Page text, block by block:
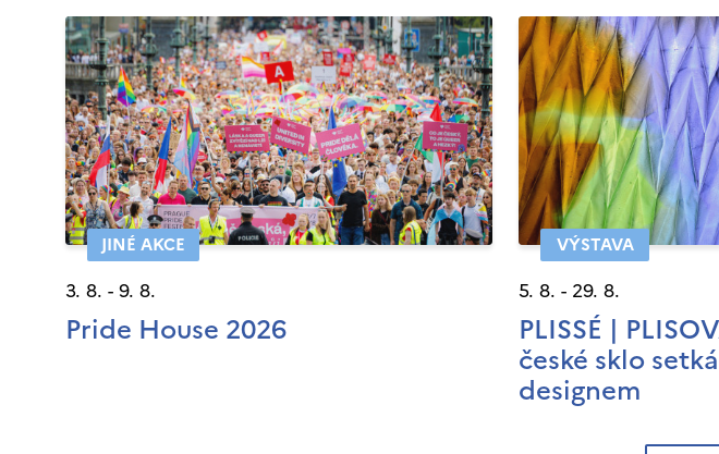
JINÉ AKCE
3. 8. - 9. 8.
Pride House 2026
VÝSTAVA
5. 8. - 29. 8.
PLISSÉ |
české sklo
designem